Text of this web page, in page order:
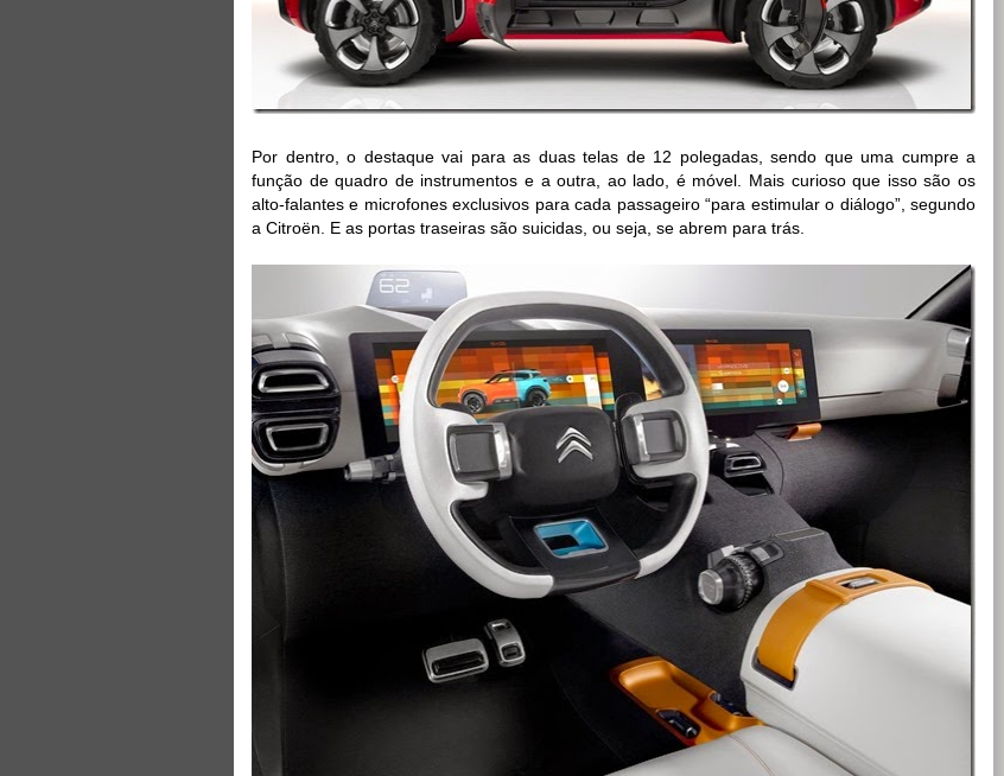
Por dentro, o destaque vai para as duas telas de 12 polegadas, sendo que uma cumpre a
função de quadro de instrumentos e a outra, ao lado, é móvel. Mais curioso que isso são os
alto-falantes e microfones exclusivos para cada passageiro “para estimular o diálogo”, segundo
a Citroën. E as portas traseiras são suicidas, ou seja, se abrem para trás.